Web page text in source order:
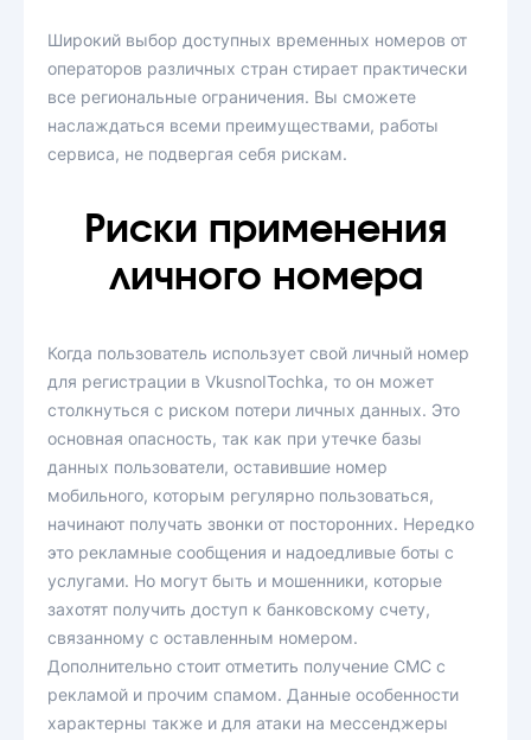
Широкий выбор доступных временных номеров от
операторов различных стран стирает практически
все региональные ограничения. Вы сможете
наслаждаться всеми преимуществами, работы
сервиса, не подвергая себя рискам.
Риски применения
личного номера
Когда пользователь использует свой личный номер
для регистрации в VkusnoITochka, то он может
столкнуться с риском потери личных данных. Это
основная опасность, так как при утечке базы
данных пользователи, оставившие номер
мобильного, которым регулярно пользоваться,
начинают получать звонки от посторонних. Нередко
это рекламные сообщения и надоедливые боты с
услугами. Но могут быть и мошенники, которые
захотят получить доступ к банковскому счету,
связанному с оставленным номером.
Дополнительно стоит отметить получение СМС с
рекламой и прочим спамом. Данные особенности
характерны также и для атаки на мессенджеры